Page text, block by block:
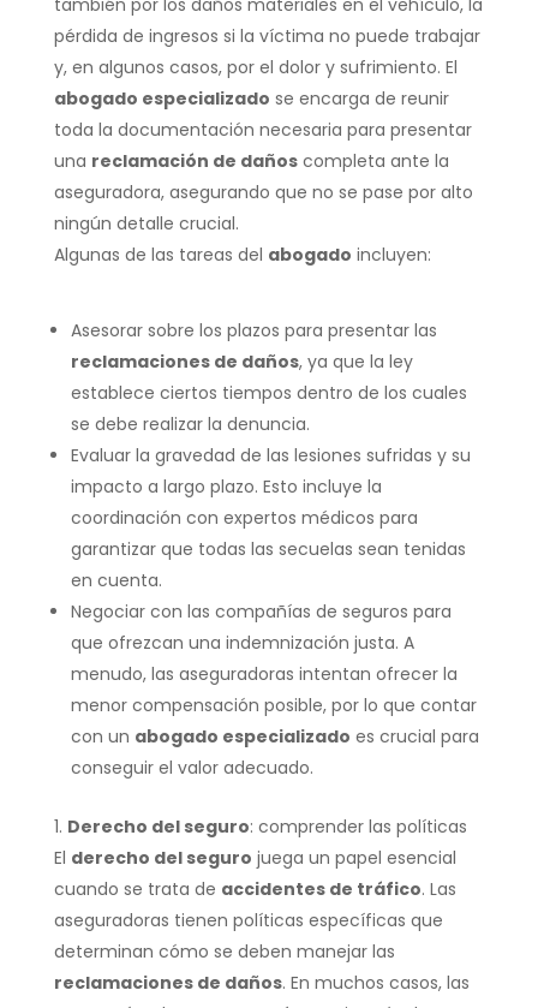
también por los daños materiales en el vehículo, la
pérdida de ingresos si la víctima no puede trabajar
y, en algunos casos, por el dolor y sufrimiento. El
abogado especializado se encarga de reunir
toda la documentación necesaria para presentar
una reclamación de dañoscompleta ante la
aseguradora, asegurando que no se pase por alto
ningún detalle crucial.
Algunas de las tareas del abogado incluyen:
Asesorar sobre los plazos para presentar las
reclamaciones de daños, ya que la ley
establece ciertos tiempos dentro de los cuales
se debe realizar la denuncia.
Evaluar la gravedad de las lesiones sufridas y su
impacto a largo plazo. Esto incluye la
coordinación con expertos médicos para
garantizar que todas las secuelas sean tenidas
en cuenta.
Negociar con las compañías de seguros para
que ofrezcan una indemnización justa. A
menudo, las aseguradoras intentan ofrecer la
menor compensación posible, por lo que contar
con un abogado especializado es crucial para
conseguir el valor adecuado.
Derecho del seguro: comprender las políticas
El derecho del seguro juega un papel esencial
cuando se trata de accidentes de tráfico. Las
aseguradoras tienen políticas específicas que
determinan cómo se deben manejar las
reclamaciones de daños. En muchos casos, las